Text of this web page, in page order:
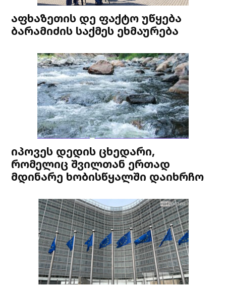
აფხაზეთის დე ფაქტო უწყება
ბარამიძის საქმეს ეხმაურება
იპოვეს დედის ცხედარი,
რომელიც შვილთან ერთად
მდინარე ხობისწყალში დაიხრჩო